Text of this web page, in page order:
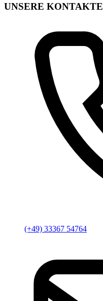
UNSERE KONTAKTE
(+49) 33367 54764